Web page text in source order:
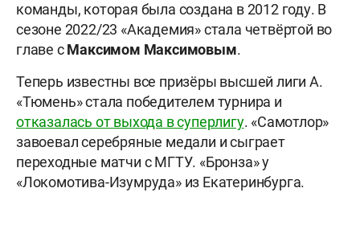
команды, которая была создана в 2012 году. В
сезоне 2022/23 «Академия» стала четвёртой во
главе сМаксимом Максимовым.
Теперь известны все призёры высшей лиги А.
«Тюмень» стала победителем турнира и
отказалась от выхода в суперлигу. «Самотлор»
завоевал серебряные медали и сыграет
переходные матчи с МГТУ. «Бронза» у
«Локомотива-Изумруда» из Екатеринбурга.